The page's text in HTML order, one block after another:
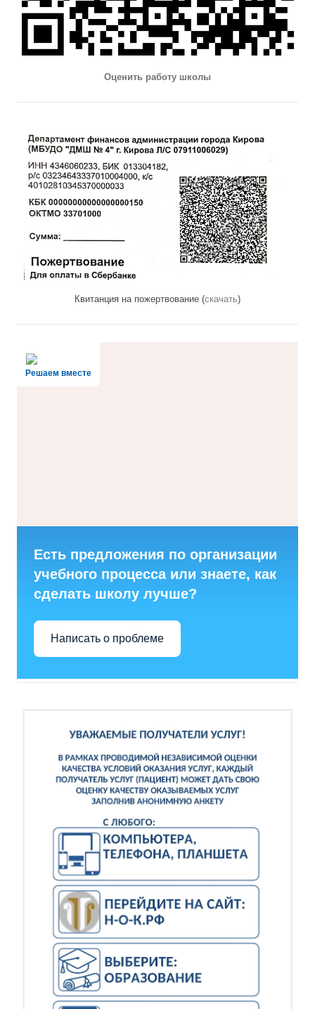
Оценить работу школы
Квитанция на пожертвование (скачать)
Решаем вместе
Есть предложения по организации
учебного процесса или знаете, как
сделать школу лучше?
Написать о проблеме